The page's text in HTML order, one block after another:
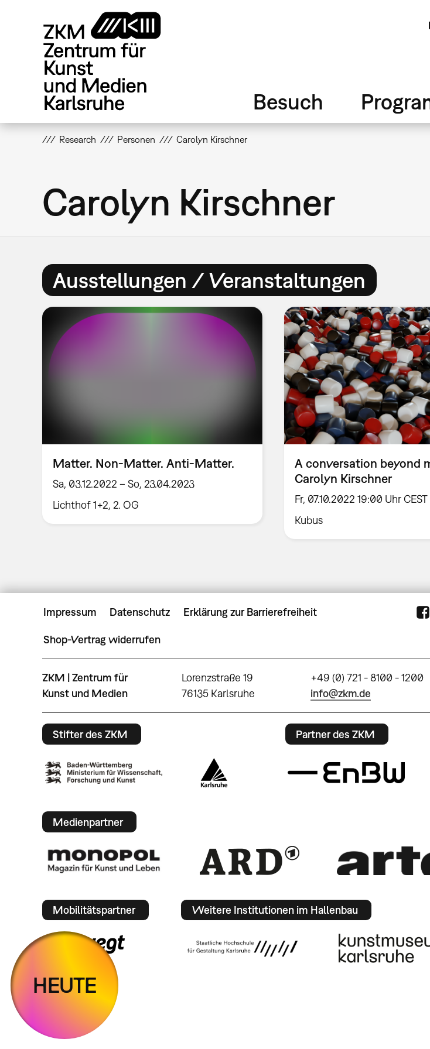
Besuch
Research Personen Carolyn Kirschner
Carolyn Kirschner
Ausstellungen / Veranstaltungen
Matter. Non-Matter. Anti-Matter.
Sa, 03.12.2022 – So, 23.04.2023
Lichthof 1+2, 2. OG
A conversation beyond
Carolyn Kirschner
Fr, 07.10.2022 19:00 Uhr CEST
Kubus
Impressum Datenschutz Erklärung zur Barrierefreiheit
Shop-Vertrag widerrufen
ZKM | Zentrum für
Kunst und Medien
Lorenzstraße 19
76135 Karlsruhe
+49 (0) 721 - 8100 - 1200
info@zkm.de
Stifter des ZKM Partner des ZKM
Medienpartner
Mobilitätspartner Weitere Institutionen im Hallenbau
HEUTE